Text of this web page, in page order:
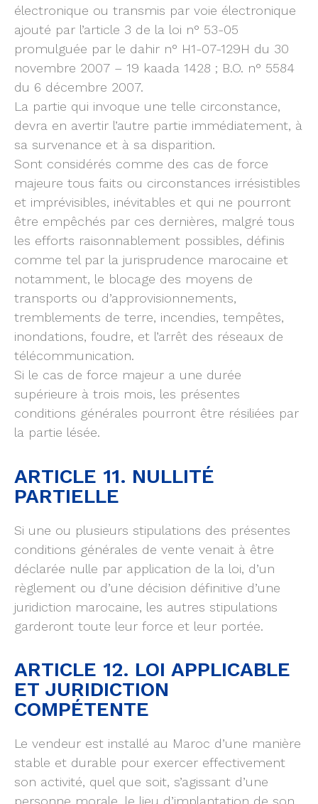
électronique ou transmis par voie électronique
ajouté par l’article 3 de la loi n° 53-05
promulguée par le dahir n° H1-07-129H du 30
novembre 2007 – 19 kaada 1428 ; B.O. n° 5584
du 6 décembre 2007.
La partie qui invoque une telle circonstance,
devra en avertir l’autre partie immédiatement, à
sa survenance et à sa disparition.
Sont considérés comme des cas de force
majeure tous faits ou circonstances irrésistibles
et imprévisibles, inévitables et qui ne pourront
être empêchés par ces dernières, malgré tous
les efforts raisonnablement possibles, définis
comme tel par la jurisprudence marocaine et
notamment, le blocage des moyens de
transports ou d’approvisionnements,
tremblements de terre, incendies, tempêtes,
inondations, foudre, et l’arrêt des réseaux de
télécommunication.
Si le cas de force majeur a une durée
supérieure à trois mois, les présentes
conditions générales pourront être résiliées par
la partie lésée.
ARTICLE 11. NULLITÉ
PARTIELLE
Si une ou plusieurs stipulations des présentes
conditions générales de vente venait à être
déclarée nulle par application de la loi, d’un
règlement ou d’une décision définitive d’une
juridiction marocaine, les autres stipulations
garderont toute leur force et leur portée.
ARTICLE 12. LOI APPLICABLE
ET JURIDICTION
COMPÉTENTE
Le vendeur est installé au Maroc d’une manière
stable et durable pour exercer effectivement
son activité, quel que soit, s’agissant d’une
personne morale, le lieu d’implantation de son